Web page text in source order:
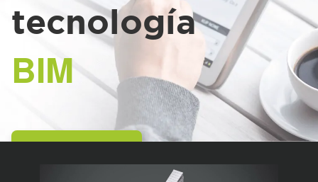
tecnología
BIM
LEER NOTICIA